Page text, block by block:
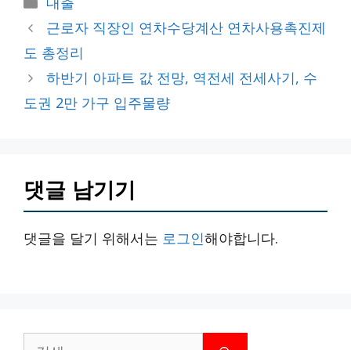
테
고
리
근로자 직장인 연차수당계산 연차사용촉진제
도 총정리
하반기 아파트 값 전망, 역전세 전세사기, 수
도권 2만 가구 입주물량
댓글 남기기
댓글을 달기 위해서는 로그인해야합니다.